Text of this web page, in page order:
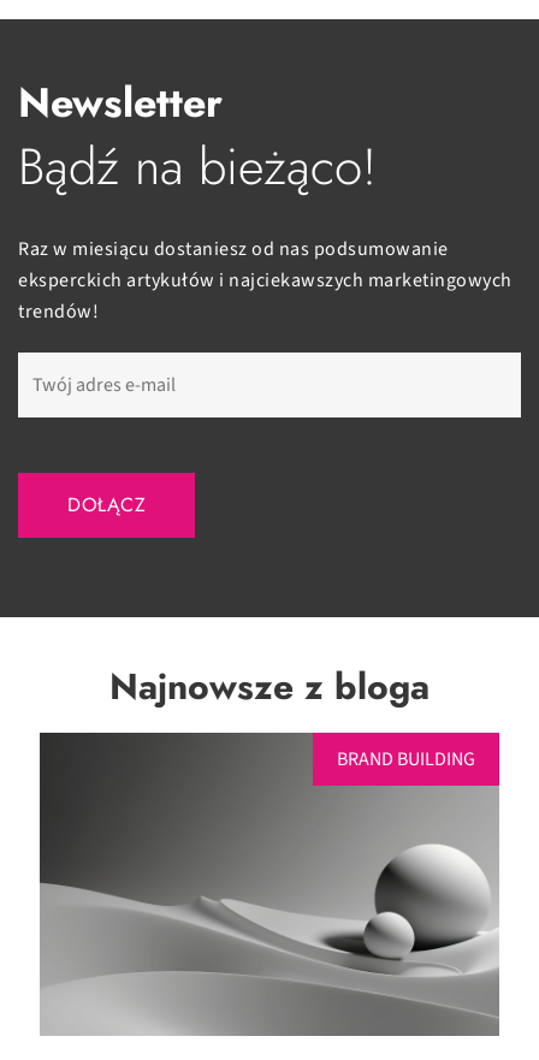
Newsletter
Bądź na bieżąco!
Raz w miesiącu dostaniesz od nas podsumowanie
eksperckich artykułów i najciekawszych marketingowych
trendów!
Najnowsze z bloga
BRAND BUILDING